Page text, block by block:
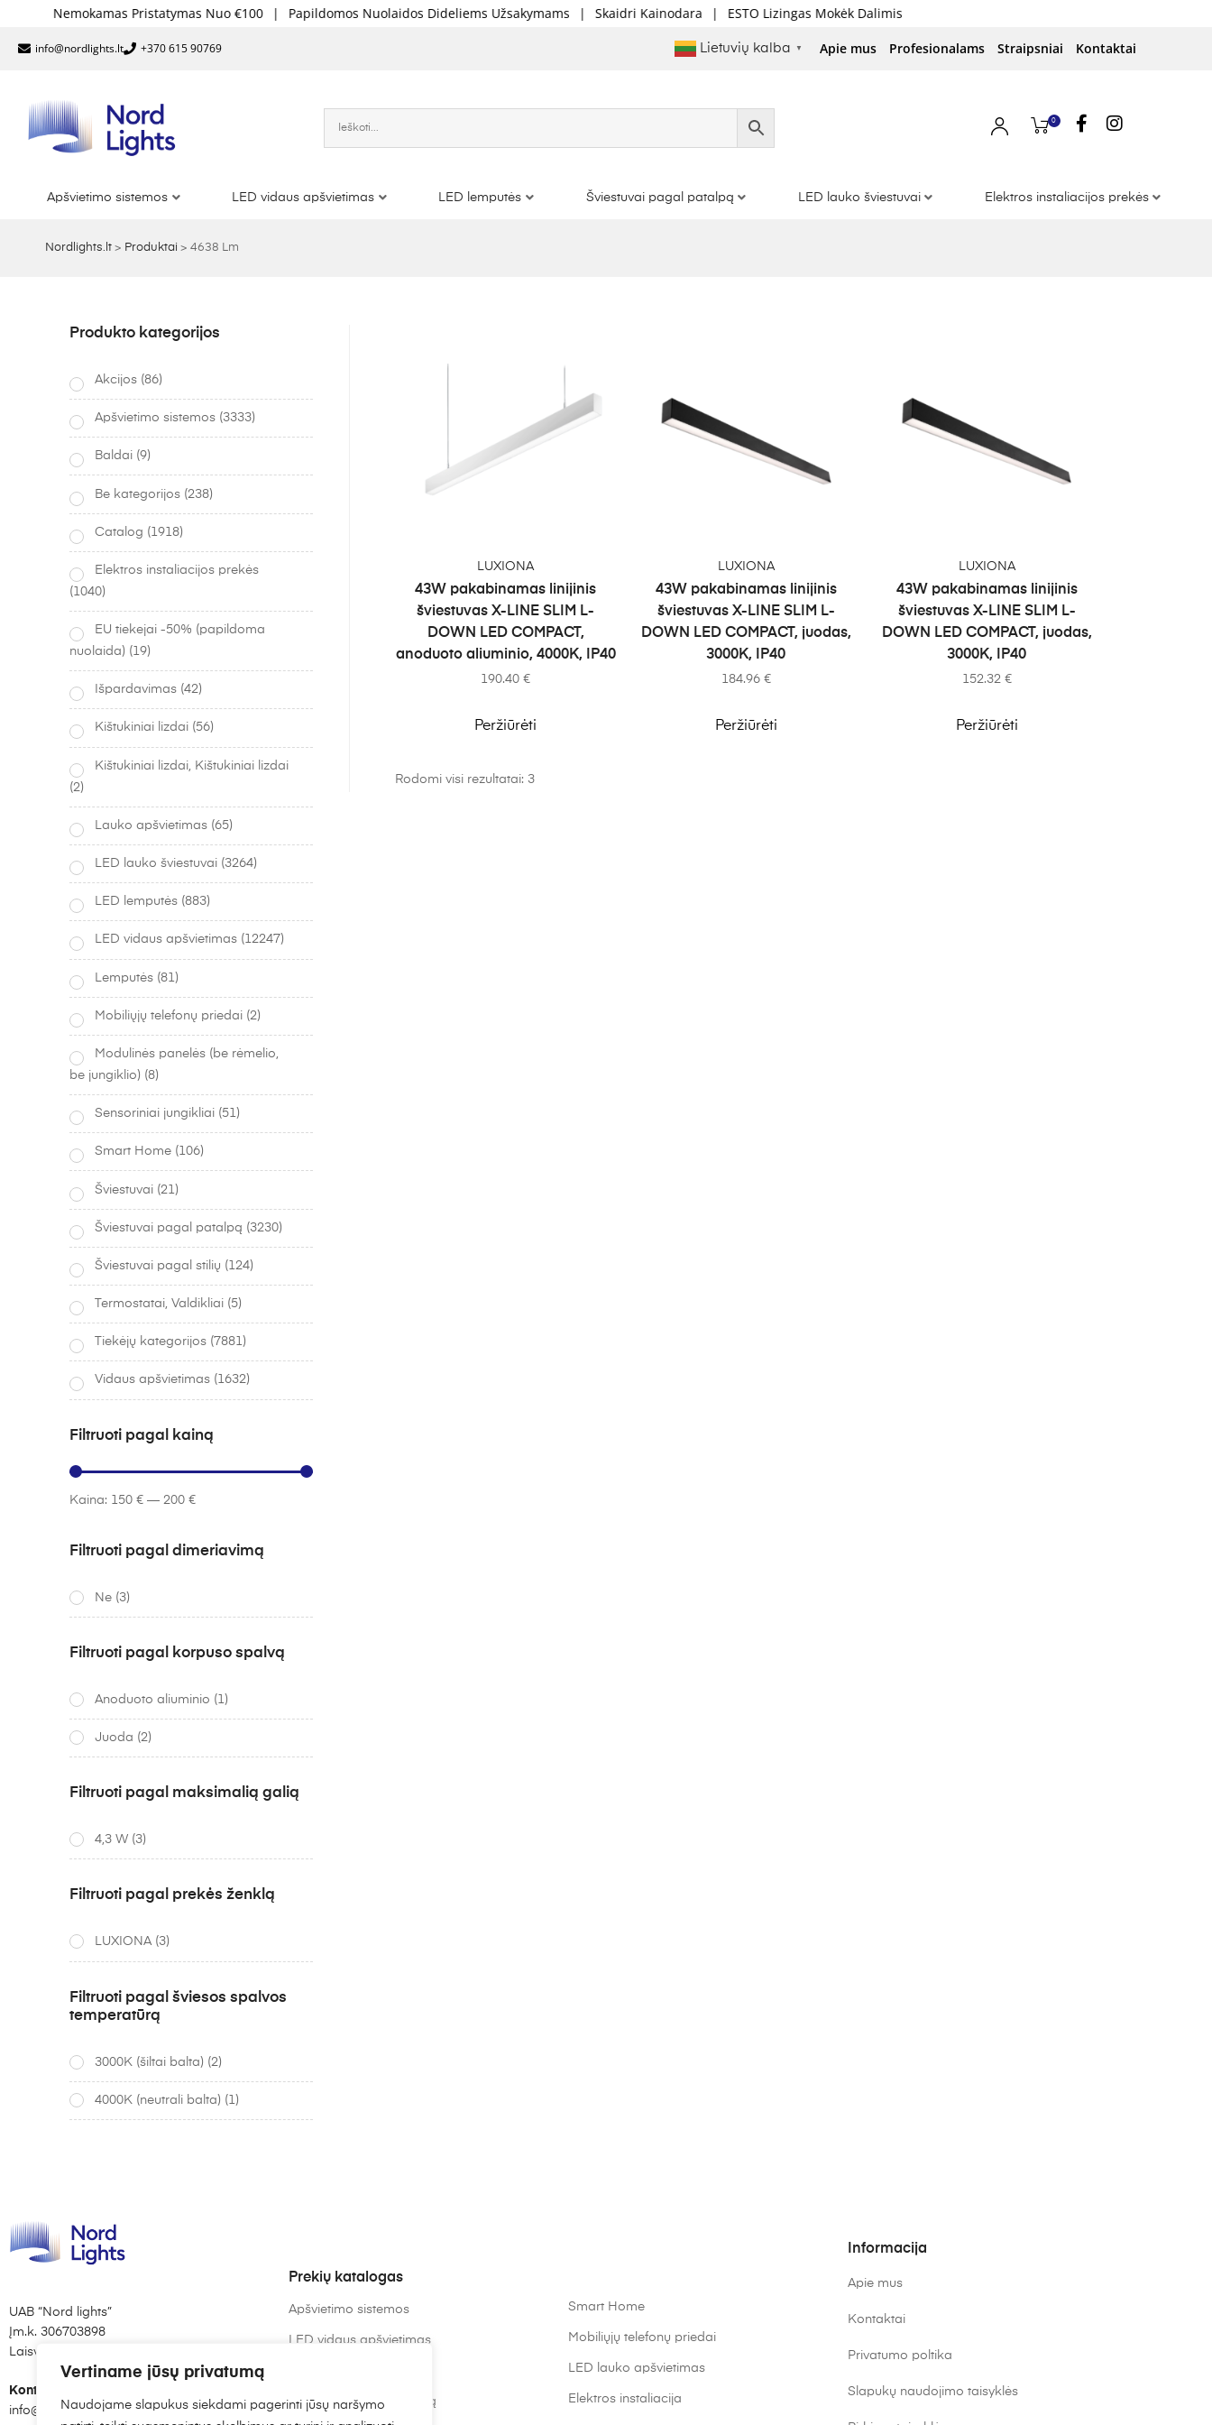
Vertiname jūsų privatumą
Naudojame slapukus siekdami pagerinti jūsų naršymo
Pristatymas Nuo €100 | Papildomos Nuolaidos Dideliems Užsakymams | Skaidri Kainodara | ESTO Lizingas Mokėk Dalimis
info@nordlights.lt +370 615 90769 Lietuvių kalba ▼ Apie mus Profesionalams Straipsniai Kontaktai
0
Apšvietimo sistemos LED vidaus apšvietimas LED lemputės Šviestuvai pagal patalpą LED lauko šviestuvai Elektros instaliacijos prekės
Nordlights.lt > Produktai > 4638 Lm
LUXIONA
43W pakabinamas linijinis
šviestuvas X-LINE SLIM L-
DOWN LED COMPACT,
anoduoto aliuminio, 4000K, IP40
190.40€
Peržiūrėti
LUXIONA
43W pakabinamas linijinis
šviestuvas X-LINE SLIM L-
DOWN LED COMPACT, juodas,
3000K, IP40
184.96 €
Peržiūrėti
LUXIONA
43W pakabinamas linijinis
šviestuvas X-LINE SLIM L-
DOWN LED COMPACT, juodas,
3000K, IP40
152.32 €
Peržiūrėti
Rodomi visi rezultatai: 3
Produkto kategorijos
Akcijos (86)
Apšvietimo sistemos (3333)
Baldai (9)
Be kategorijos (238)
Catalog (1918)
Elektros instaliacijos prekės
(1040)
EU tiekejai -50% (papildoma
nuolaida) (19)
Išpardavimas (42)
Kištukiniai lizdai (56)
Kištukiniai lizdai, Kištukiniai lizdai
(2)
Lauko apšvietimas (65)
LED lauko šviestuvai (3264)
LED lemputės (883)
LED vidaus apšvietimas (12247)
Lemputės (81)
Mobiliųjų telefonų priedai (2)
Modulinės panelės (be rėmelio,
be jungiklio) (8)
Sensoriniai jungikliai (51)
Smart Home (106)
Šviestuvai (21)
Šviestuvai pagal patalpą (3230)
Šviestuvai pagal stilių (124)
Termostatai, Valdikliai (5)
Tiekėjų kategorijos (7881)
Vidaus apšvietimas (1632)
Filtruoti pagal kainą
Kaina: 150 €— 200 €
Filtruoti pagal dimeriavimą
Ne (3)
Filtruoti pagal korpuso spalvą
Anoduoto aliuminio (1)
Juoda (2)
Filtruoti pagal maksimalią galią
4,3 W (3)
Filtruoti pagal prekės ženklą
LUXIONA (3)
Filtruoti pagal šviesos spalvos
temperatūrą
3000K (šiltai balta) (2)
4000K (neutrali balta) (1)
UAB “Nord lights”
Įm.k. 306703898
Laisvės al. 82, Kaunas
Kontaktai:
info@nordlights.lt
Prekių katalogas
Apšvietimo sistemos
LED vidaus apšvietimas
Šviestuvai pagal patalpą
Smart Home
Mobiliųjų telefonų priedai
LED lauko apšvietimas
Elektros instaliacija
Informacija
Apie mus
Kontaktai
Privatumo poltika
Slapukų naudojimo taisyklės